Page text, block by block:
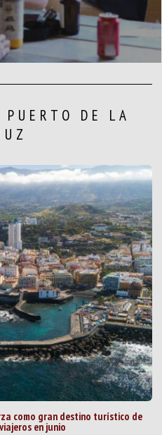
DE LA
como gran destino turístico de
en junio